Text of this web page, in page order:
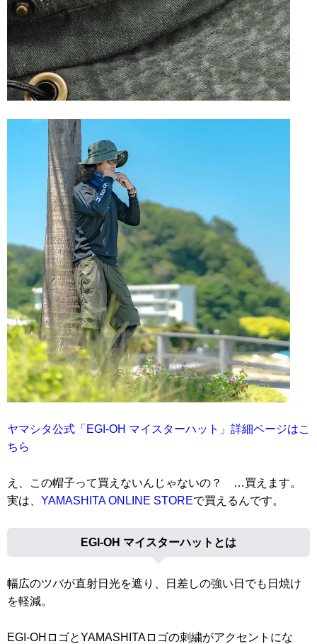
ヤマシタ公式「EGI-OH マイスターハット」詳細ページはこ
ちら
え、この帽子って買えないんじゃないの？ …買えます。
実は、 YAMASHITA ONLINE STOREで買えるんです。
EGI-OH マイスターハットとは
幅広のツバが直射日光を遮り、日差しの強い日でも日焼け
を軽減。
EGI-OHロゴとYAMASHITAロゴの刺繍がアクセントにな